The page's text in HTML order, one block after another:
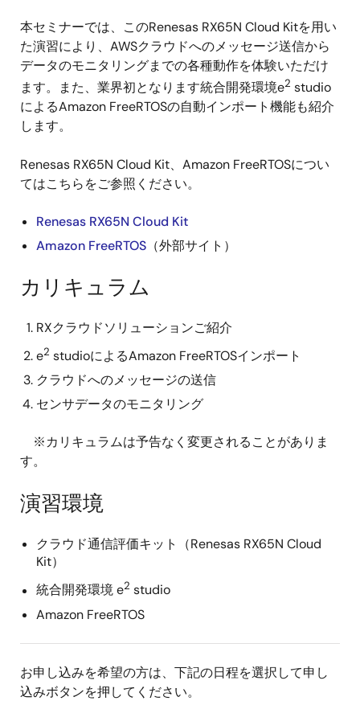
本セミナーでは、このRenesas RX65N Cloud Kitを用い
た演習により、AWSクラウドへのメッセージ送信から
データのモニタリングまでの各種動作を体験いただけ
ます。また、業界初となります統合開発環境e2 studio
によるAmazon FreeRTOSの自動インポート機能も紹介
します。
Renesas RX65N Cloud Kit、Amazon FreeRTOSについ
てはこちらをご参照ください。
Renesas RX65N Cloud Kit
Amazon FreeRTOS （外部サイト）
カリキュラム
RXクラウドソリューションご紹介
e2 studioによるAmazon FreeRTOSインポート
クラウドへのメッセージの送信
センサデータのモニタリング
※カリキュラムは予告なく変更されることがありま
す。
演習環境
クラウド通信評価キット（Renesas RX65N Cloud
Kit）
統合開発環境 e2 studio
Amazon FreeRTOS
お申し込みを希望の方は、下記の日程を選択して申し
込みボタンを押してください。